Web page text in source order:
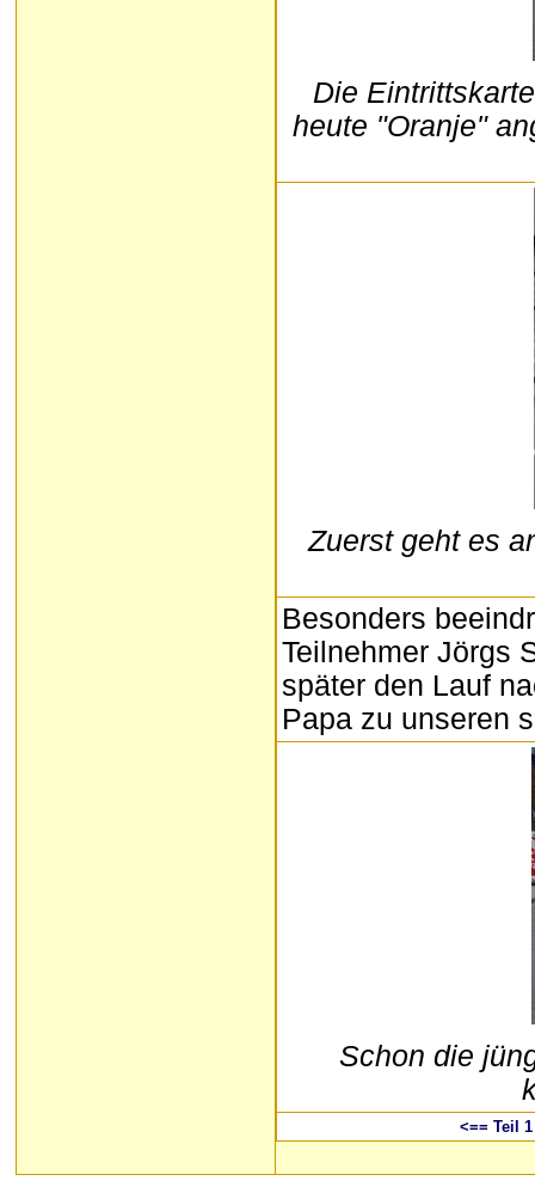
Die
heute "Oranje"
Zuerst geht es
Besonders
Teilnehmer Jörgs
später den Lauf
Papa zu unseren
Schon die
<== Teil 1